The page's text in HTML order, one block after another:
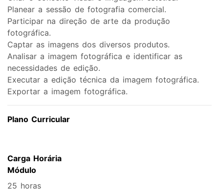
Planear a sessão de fotografia comercial.
Participar na direção de arte da produção
fotográfica.
Captar as imagens dos diversos produtos.
Analisar a imagem fotográfica e identificar as
necessidades de edição.
Executar a edição técnica da imagem fotográfica.
Exportar a imagem fotográfica.
Plano Curricular
Carga Horária
Módulo
25 horas